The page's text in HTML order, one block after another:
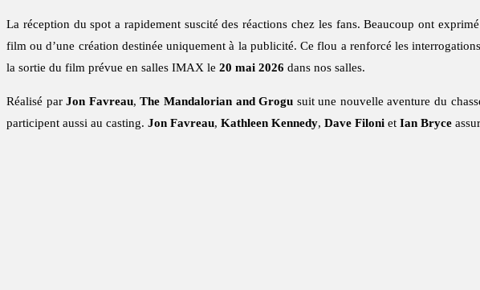
La réception du spot a rapidement suscité des réactions chez les fans. Beaucoup ont
film ou d’une création destinée uniquement à la publicité. Ce flou a renforcé les
la sortie du film prévue en salles IMAX le 20 mai 2026 dans nos salles.
Réalisé parJon Favreau,The Mandalorian and Grogu suit une nouvelle aventure du
participent aussi au casting. Jon Favreau, Kathleen Kennedy, Dave Filoni et Ian Bryce